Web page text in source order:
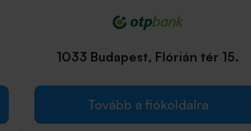
1033 Budapest, Flórián tér 15.
Tovább a fiókoldalra